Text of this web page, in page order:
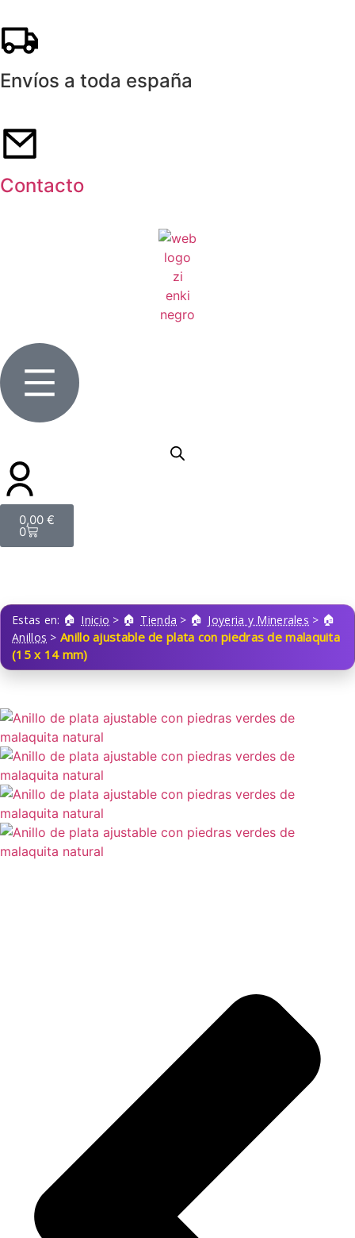
Envíos a toda españa
Contacto
0,00 €
0
Estas en: Inicio > Tienda > Joyeria y Minerales >
Anillos >Anillo ajustable de plata con piedras de malaquita
(15 x 14 mm)